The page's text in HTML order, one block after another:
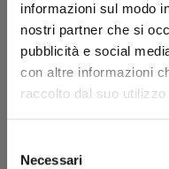
informazioni sul modo
nostri partner che si
pubblicità e social
con altre informazioni
raccolto dal suo
delNecessari
Scheda tecnica